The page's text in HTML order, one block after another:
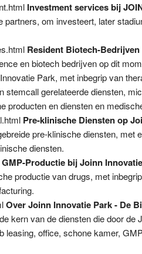
Investment services bij
om investeert, later
Resident Biotech-Bedrijven
en biotech bedrijven op dit
Park, met inbegrip van
stemcall gerelateerde diensten,
producten en diensten en
Pre-klinische Diensten op
pre-klinische diensten, met
diensten.
GMP-Productie bij Joinn
productie van drugs, met
Over Joinn Innovatie Park - De
kern van de diensten die door de
leasing, office, schone kamer,